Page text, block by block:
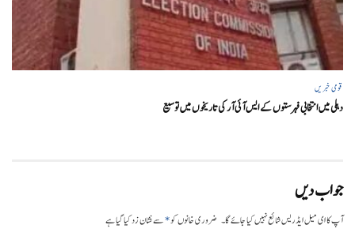
قومی خبریں
دہلی میں انتخابی فہرستوں کے ایس آئی آر کی تاریخوں میں توسیع
جواب دیں
آپ کا ای میل ایڈریس شائع نہیں کیا جائے گا۔ ضروری خانوں کو*سے نشان زد کیا گیا ہے